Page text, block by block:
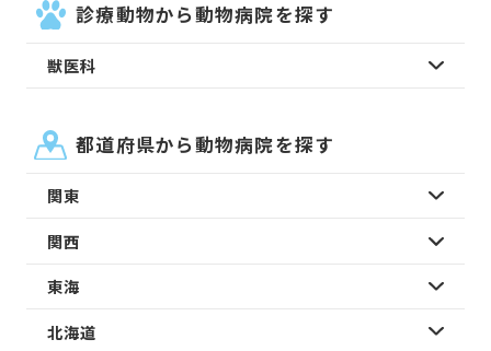
診療動物から動物病院を探す
獣医科
都道府県から動物病院を探す
関東
関西
東海
北海道